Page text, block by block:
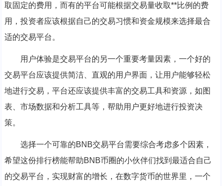
取固定的费用，而有的平台可能根据交易量收取**比例的费
用，投资者应该根据自己的交易习惯和资金规模来选择最合
适的交易平台。
用户体验是交易平台的另一个重要考量因素，一个好的
交易平台应该提供简洁、直观的用户界面，让用户能够轻松
地进行交易，平台还应该提供丰富的交易工具和资源，如图
表、市场数据和分析工具等，帮助用户更好地进行投资决
策。
选择一个可靠的BNB交易平台需要综合考虑多个因素，
希望这份排行榜能帮助BNB币圈的小伙伴们找到最适合自己
的交易平台，实现财富的增长，在数字货币的世界里，一个